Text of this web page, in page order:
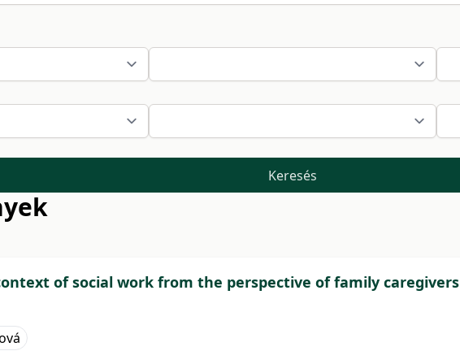
Keresés
of social work from the perspective of family caregivers